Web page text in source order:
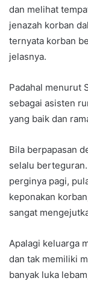
dan melihat
jenazah korban
ternyata korban
jelasnya.
Padahal menurut
sebagai asisten
yang baik dan
Bila berpapasan
selalu
perginya pagi,
keponakan
sangat
Apalagi keluarga
dan tak memiliki
banyak luka